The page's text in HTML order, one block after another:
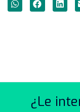
¿Le